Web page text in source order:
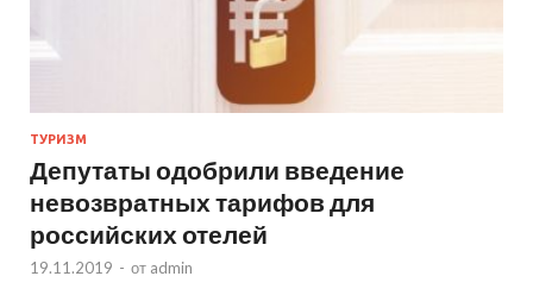
ТУРИЗМ
Депутаты одобрили введение
невозвратных тарифов для
российских отелей
19.11.2019 - от admin